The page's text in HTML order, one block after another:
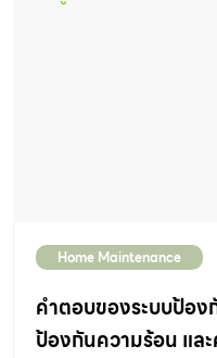
Home Maintenance
คำตอบของระบบป้อง
ป้องกันความร้อน แล